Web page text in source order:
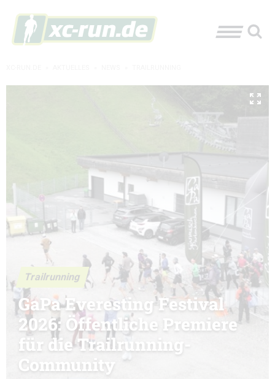
Trailrunning
GaPa Everesting Festival
2026: Öffentliche Premiere
für die Trailrunning-
Community